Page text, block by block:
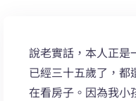
說老實話，本人正是
已經三十五歲了，都
在看房子。因為我小